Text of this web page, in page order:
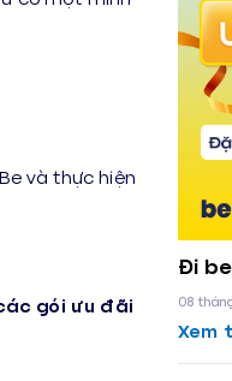
và thực hiện
gói ưu đãi
Đi
08
Xem